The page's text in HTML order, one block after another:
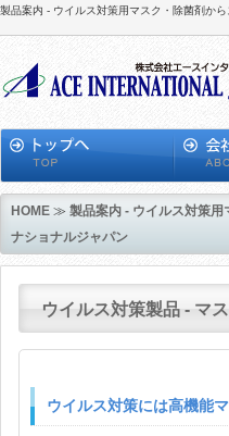
製品案内 - ウイルス対策用マスク・除菌剤か
HOME ≫ 製品案内 - ウイルス対策
ナショナルジャパン
ウイルス対策製品 - マ
ウイルス対策には高機能